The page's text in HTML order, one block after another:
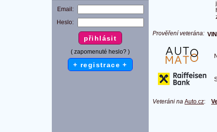
Email:
Heslo:
( zapomenuté heslo? )
+ registrace +
Prověření veterána:
Veteráni na Auto.cz: